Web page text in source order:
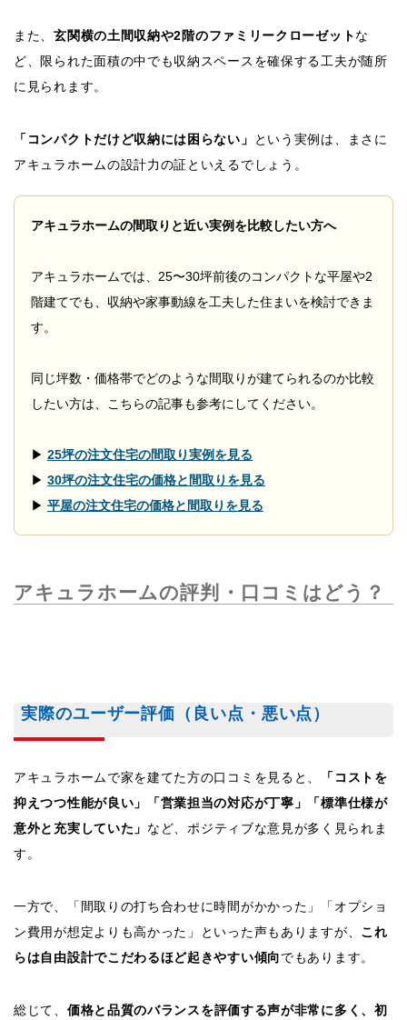
また、玄関横の土間収納や2階のファミリークローゼットな
ど、限られた面積の中でも収納スペースを確保する工夫が随所
に見られます。
「コンパクトだけど収納には困らない」
という実例は、まさに
アキュラホームの設計力の証といえるでしょう。
アキュラホームの間取りと近い実例を比較したい方へ
アキュラホームでは、25〜30坪前後のコンパクトな平屋や2
階建てでも、収納や家事動線を工夫した住まいを検討できま
す。
同じ坪数・価格帯でどのような間取りが建てられるのか比較
したい方は、こちらの記事も参考にしてください。
▶ 25坪の注文住宅の間取り実例を見る
▶ 30坪の注文住宅の価格と間取りを見る
▶ 平屋の注文住宅の価格と間取りを見る
アキュラホームの評判・口コミはどう？
実際のユーザー評価（良い点・悪い点）
アキュラホームで家を建てた方の口コミを見ると、
「コストを
抑えつつ性能が良い」「営業担当の対応が丁寧」「標準仕様が
意外と充実していた」 など、ポジティブな意見が多く見られま
す。
一方で、「間取りの打ち合わせに時間がかかった」「オプショ
ン費用が想定よりも高かった」といった声もありますが、 これ
らは自由設計でこだわるほど起きやすい傾向でもあります。
総じて、 価格と品質のバランスを評価する声が非常に多く、初